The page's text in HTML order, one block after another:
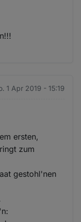
1 Apr 2019 - 15:19
ersten,
zum
gestohl'nen